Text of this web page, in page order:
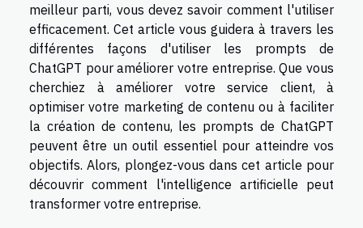
meilleur parti, vous devez savoir comment l'utiliser
efficacement. Cet article vous guidera à travers les
différentes façons d'utiliser les prompts de
ChatGPT pour améliorer votre entreprise. Que vous
cherchiez à améliorer votre service client, à
optimiser votre marketing de contenu ou à faciliter
la création de contenu, les prompts de ChatGPT
peuvent être un outil essentiel pour atteindre vos
objectifs. Alors, plongez-vous dans cet article pour
découvrir comment l'intelligence artificielle peut
transformer votre entreprise.